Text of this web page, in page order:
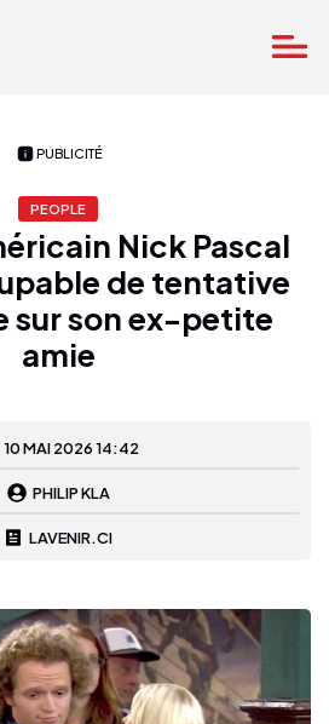
PUBLICITÉ
PEOPLE
Nick Pascal
de tentative
sur son ex-petite
amie
10 MAI 2026 14:42
PHILIP KLA
LAVENIR.CI